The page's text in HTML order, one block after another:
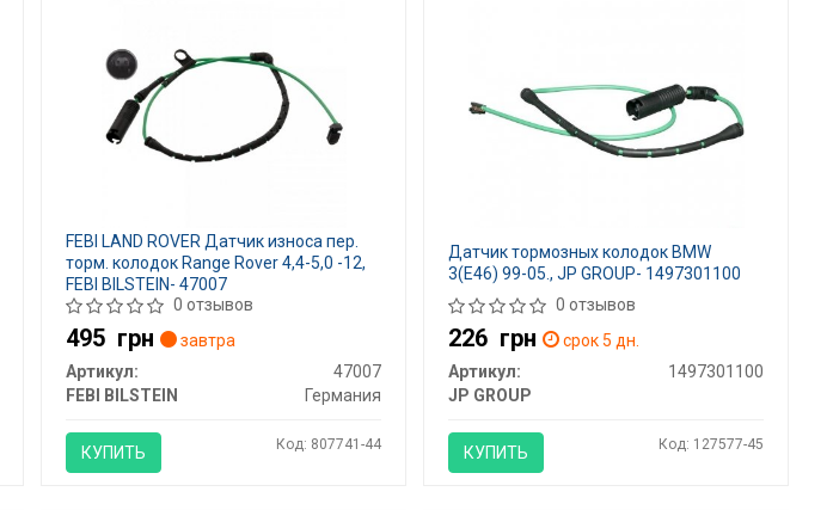
FEBI LAND ROVER Датчик износа пер.
торм. колодок Range Rover 4,4-5,0 -12,
FEBI BILSTEIN- 47007
0 отзывов
495 грн
завтра
Артикул:
47007
FEBI BILSTEIN
Германия
КУПИТЬ Код: 807741-44
Датчик тормозных колодок BMW
3(E46) 99-05., JP GROUP- 1497301100
0 отзывов
226 грн
срок 5 дн.
Артикул:
1497301100
JP GROUP
КУПИТЬ Код: 127577-45